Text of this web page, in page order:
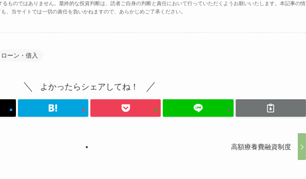
ものではありません。最終的な投資判断は、読者ご自身の判断と責任において行っていただくようお願いいたします。本記事の情
、当サイトでは一切の責任を負いかねますので、あらかじめご了承ください。
ローン・借入
よかったらシェアしてね！
高額療養費融資制度